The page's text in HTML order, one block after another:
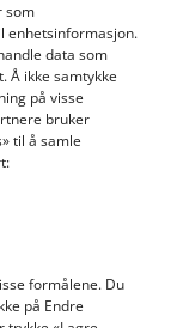
som
enhetsinformasjon.
data som
Å ikke samtykke
på visse
bruker
til å samle
formålene. Du
på Endre